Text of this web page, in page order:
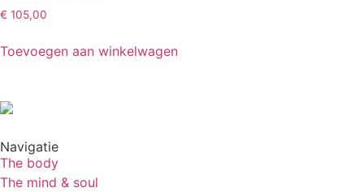
€ 105,00
Toevoegen aan winkelwagen
Navigatie
The body
The mind & soul